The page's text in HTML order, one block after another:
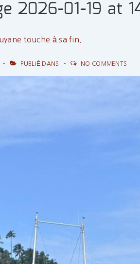
2026-01-19 at
touche à sa fin.
PUBLIÉ DANS NO COMMENTS